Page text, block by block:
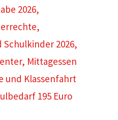
2026,
,
2026,
, Mittagessen
und Klassenfahrt
195 Euro